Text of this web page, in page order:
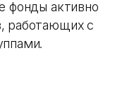
фонды активно
работающих с